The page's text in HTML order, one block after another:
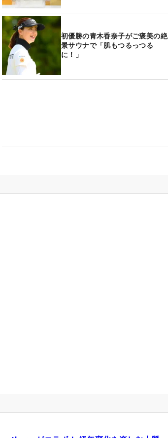
初優勝の青木香奈子がご褒美の絶
景サウナで「肌もつるっつる
に！」